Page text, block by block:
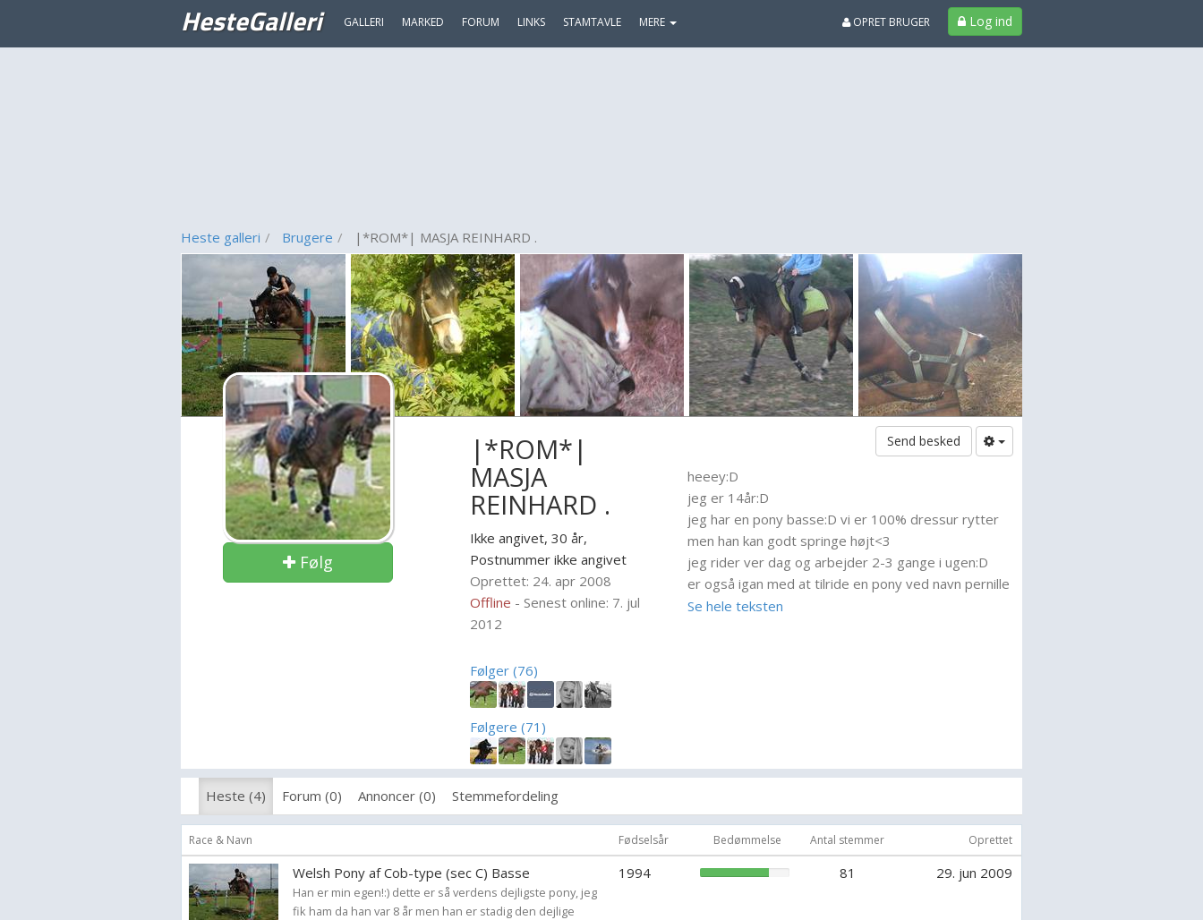
HesteGalleri GALLERI MARKED FORUM LINKS STAMTAVLE MERE Log ind
OPRET BRUGER
Heste galleri Brugere |*ROM*| MASJA REINHARD .
Følg
|*ROM*|
MASJA
REINHARD .
Ikke angivet, 30 år,
Postnummer ikke angivet
Oprettet: 24. apr 2008
Offline - Senest online: 7. jul
2012
Følger (76)
Følgere (71)
Send besked
heeey:D
jeg er 14år:D
jeg har en pony basse:D vi er 100% dressur rytter
men han kan godt springe højt<3
jeg rider ver dag og arbejder 2-3 gange i ugen:D
er også igan med at tilride en pony ved navn pernille
som os kommer ind snart.
jeg har redet-
Se hele teksten
Heste (4) Forum (0) Annoncer (0) Stemmefordeling
Race & Navn Fødselsår Bedømmelse Antal stemmer Oprettet
Welsh Pony af Cob-type (sec C) Basse
Han er min egen!:) dette er så verdens dejligste pony, jeg
fik ham da han var 8 år men han er stadig den dejlige
1994 81 29. jun 2009